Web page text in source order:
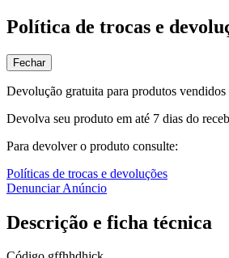
Política de trocas e
Fechar
Devolução gratuita para produtos vendidos
Devolva seu produto em até 7 dias do
Para devolver o produto consulte:
Políticas de trocas e devoluções
Denunciar Anúncio
Descrição e ficha técnica